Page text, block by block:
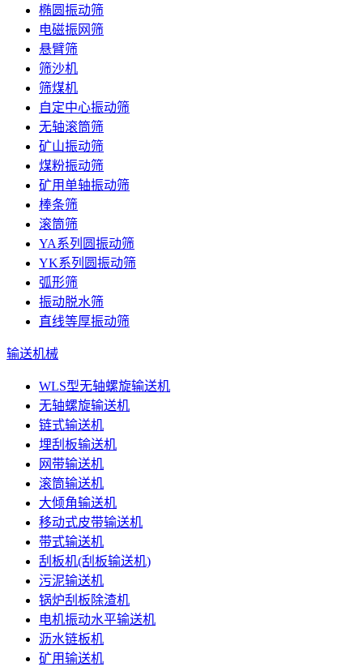
椭圆振动筛
电磁振网筛
悬臂筛
筛沙机
筛煤机
自定中心振动筛
无轴滚筒筛
矿山振动筛
煤粉振动筛
矿用单轴振动筛
棒条筛
滚筒筛
YA系列圆振动筛
YK系列圆振动筛
弧形筛
振动脱水筛
直线等厚振动筛
输送机械
WLS型无轴螺旋输送机
无轴螺旋输送机
链式输送机
埋刮板输送机
网带输送机
滚筒输送机
大倾角输送机
移动式皮带输送机
带式输送机
刮板机(刮板输送机)
污泥输送机
锅炉刮板除渣机
电机振动水平输送机
沥水链板机
矿用输送机